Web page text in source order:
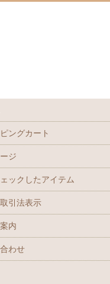
ングカート
ジ
ックしたアイテム
引法表示
内
わせ